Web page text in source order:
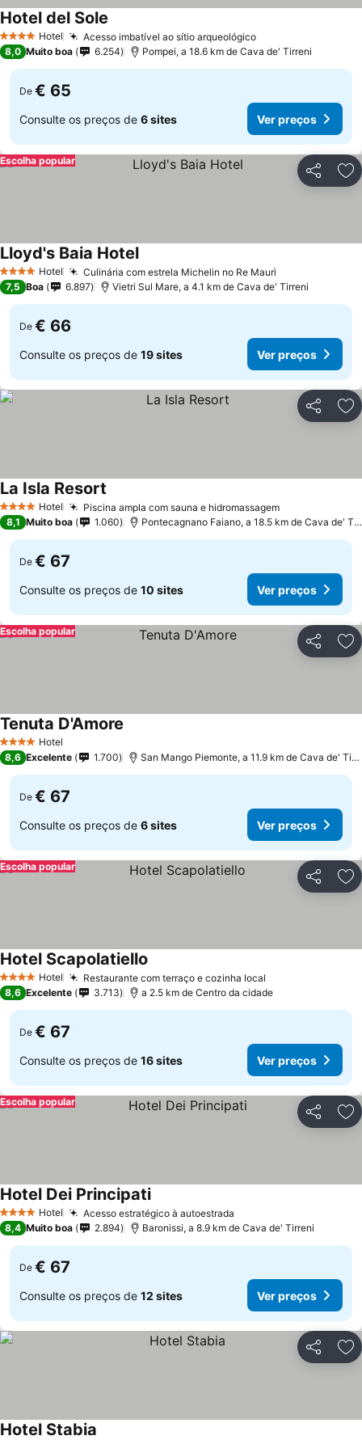
4 EstrelasHotel Acesso imbatível ao sítio arqueológicoVer preços
Hotel del Sole
8,0 Muito boa 6.254 Pompei, a 18.6 km de Cava de' Tirreni
De € 65
Consulte os preços de 6 sites Ver preços
Partilhar
Escolha popular
4 EstrelasHotel Culinária com estrela Michelin no Re Maurì
Lloyd's Baia HotelVer preços
7,5 Boa 6.897 Vietri Sul Mare, a 4.1 km de Cava de' Tirreni
De € 66
Consulte os preços de 19 sites Ver preços
Partilhar
4 EstrelasHotel Piscina ampla com sauna e hidromassagemVer preços
La Isla Resort
8,1 Muito boa 1.060 Pontecagnano Faiano, a 18.5 km de Cava de'
De € 67
Consulte os preços de 10 sites Ver preços
Partilhar
Escolha popular
4 EstrelasHotel
Tenuta D'Amore
8,6 Excelente 1.700 San Mango Piemonte, a 11.9 km de Cava de'
De € 67
Consulte os preços de 6 sites Ver preços
Partilhar
Escolha popular
4 EstrelasHotel Restaurante com terraço e cozinha local
Hotel Scapolatiello
8,6 Excelente 3.713 a 2.5 km de Centro da cidade
De € 67
Consulte os preços de 16 sites Ver preços
Partilhar
Escolha popular
4 EstrelasHotel Acesso estratégico à autoestrada
Hotel Dei PrincipatiVer preços
8,4 Muito boa 2.894 Baronissi, a 8.9 km de Cava de' Tirreni
De € 67
Consulte os preços de 12 sites Ver preços
Partilhar
Hotel Stabia